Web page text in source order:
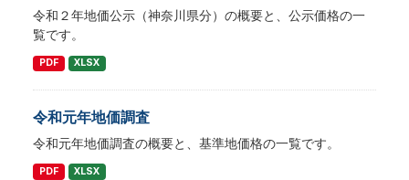
令和２年地価公示（神奈川県分）の概要と、公示価格の一
覧です。
PDF XLSX
令和元年地価調査
令和元年地価調査の概要と、基準地価格の一覧です。
PDF XLSX